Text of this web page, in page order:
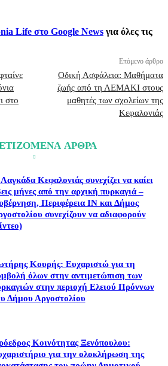
Life στο Google News για όλες τις
στο
Επόμενο άρθρο
Οδική Ασφάλεια: Μαθήματα
ζωής από τη ΛΕΜΑΚΙ στους
μαθητές των σχολείων της
Κεφαλονιάς
ΑΡΘΡΑ
Κεφαλονιάς συνεχίζει να καίει
μήνες από την αρχική πυρκαγιά –
Περιφέρεια ΙΝ και Δήμος
συνεχίζουν να αδιαφορούν
Κουρής: Ευχαριστώ για τη
όλων στην αντιμετώπιση των
στην περιοχή Ελειού Πρόννων
Δήμου Αργοστολίου
Κοινότητας Ξενόπουλου:
για την ολοκλήρωση της